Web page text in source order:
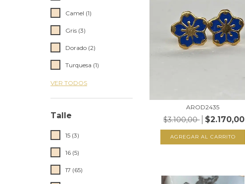
Camel (1)
Gris (3)
Dorado (2)
Turquesa (1)
VER TODOS
Talle
15 (3)
16 (5)
17 (65)
AROD2435
$3.100,00 $2.170,00
AGREGAR AL CARRITO